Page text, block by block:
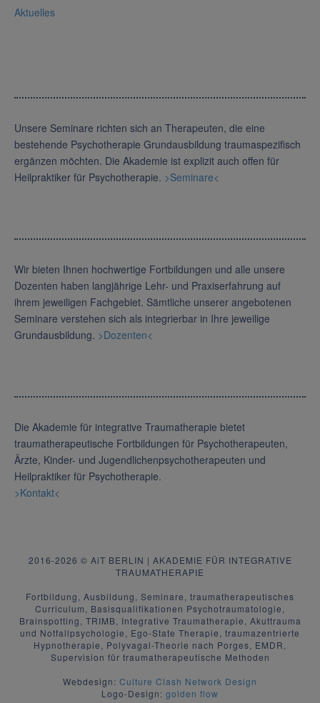
Aktuelles
Unsere Seminare richten sich an Therapeuten, die eine
bestehende Psychotherapie Grundausbildung traumaspezifisch
ergänzen möchten. Die Akademie ist explizit auch offen für
Heilpraktiker für Psychotherapie. >Seminare<
Wir bieten Ihnen hochwertige Fortbildungen und alle unsere
Dozenten haben langjährige Lehr- und Praxiserfahrung auf
ihrem jeweiligen Fachgebiet. Sämtliche unserer angebotenen
Seminare verstehen sich als integrierbar in Ihre jeweilige
Grundausbildung. >Dozenten<
Die Akademie für integrative Traumatherapie bietet
traumatherapeutische Fortbildungen für Psychotherapeuten,
Ärzte, Kinder- und Jugendlichenpsychotherapeuten und
Heilpraktiker für Psychotherapie.
>Kontakt<
2016-2026 © AiT BERLIN | AKADEMIE FÜR INTEGRATIVE
TRAUMATHERAPIE
Fortbildung, Ausbildung, Seminare, traumatherapeutisches
Curriculum, Basisqualifikationen Psychotraumatologie,
Brainspotting, TRIMB, Integrative Traumatherapie, Akuttrauma
und Notfallpsychologie, Ego-State Therapie, traumazentrierte
Hypnotherapie, Polyvagal-Theorie nach Porges, EMDR,
Supervision für traumatherapeutische Methoden
Webdesign: Culture Clash Network Design
Logo-Design: golden flow